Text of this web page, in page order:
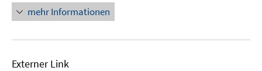
mehr Informationen
Externer Link